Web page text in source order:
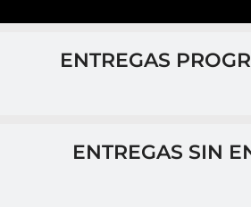
ENTREGAS
ENTREGAS SIN